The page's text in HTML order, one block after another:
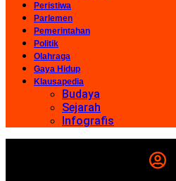
Peristiwa
Parlemen
Pemerintahan
Politik
Olahraga
Gaya Hidup
Klausapedia
Budaya
Sejarah
Infografis